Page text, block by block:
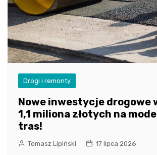
Drogi i remonty
Nowe inwestycje drogowe
1,1 miliona złotych na
tras!
Tomasz Lipiński 17 lipca 2026